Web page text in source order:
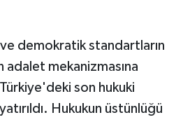
demokratik standartların
mekanizmasına
son hukuki
Hukukun üstünlüğü